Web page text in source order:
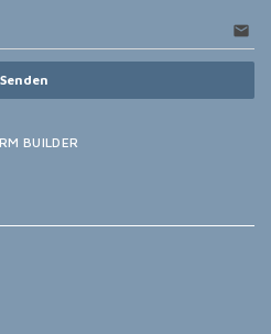
email
Senden
BUILDER